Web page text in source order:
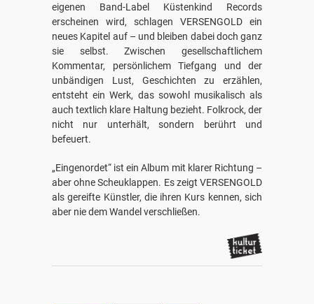
eigenen Band-Label Küstenkind Records
erscheinen wird, schlagen VERSENGOLD ein
neues Kapitel auf – und bleiben dabei doch ganz
sie selbst. Zwischen gesellschaftlichem
Kommentar, persönlichem Tiefgang und der
unbändigen Lust, Geschichten zu erzählen,
entsteht ein Werk, das sowohl musikalisch als
auch textlich klare Haltung bezieht. Folkrock, der
nicht nur unterhält, sondern berührt und
befeuert.
„Eingenordet“ ist ein Album mit klarer Richtung –
aber ohne Scheuklappen. Es zeigt VERSENGOLD
als gereifte Künstler, die ihren Kurs kennen, sich
aber nie dem Wandel verschließen.